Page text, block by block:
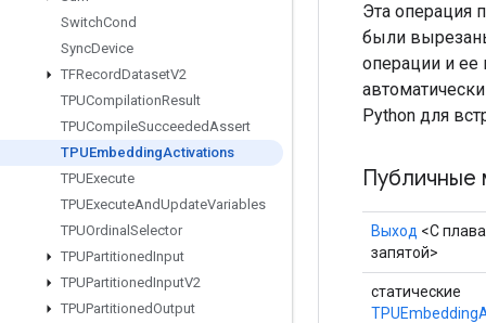
SwitchCond
SyncDevice
TFRecordDatasetV2
TPUCompilationResult
TPUCompileSucceededAssert
TPUEmbeddingActivations
TPUExecute
TPUExecuteAndUpdateVariables
TPUOrdinal Selector
TPUPartitionedInput
TPUPartitionedInputV2
TPUPartitionedOutput
Эта операция
были
операции и ее
Python для
Публичные
Выход <С
запятой>
статические